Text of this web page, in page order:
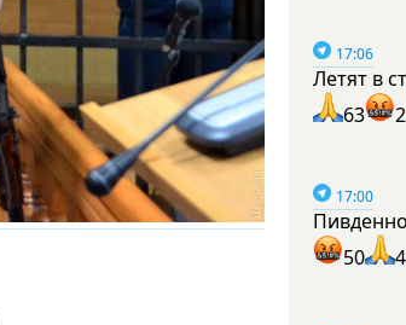
17:06
Летят в
63
17:00
50